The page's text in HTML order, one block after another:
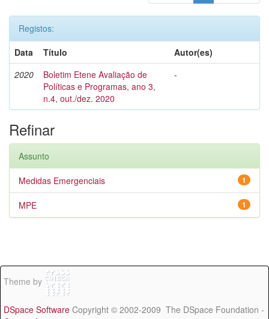
Registos:
Data
Título
Autor(es)
2020
Boletim Etene Avaliação de
Políticas e Programas, ano 3,
n.4, out./dez. 2020
-
Refinar
Assunto
1
Medidas Emergenciais
1
MPE
Theme by
DSpace Software Copyright © 2002-2009 The DSpace Foundation -